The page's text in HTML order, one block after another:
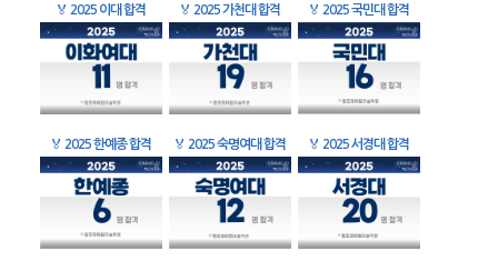
🏅 2025 이대 합격 🏅 2025 가천대 합격 🏅 2025 국민대 합격
🏅 2025 한예종 합격 🏅 2025 숙명여대 합격 🏅 2025 서경대 합격